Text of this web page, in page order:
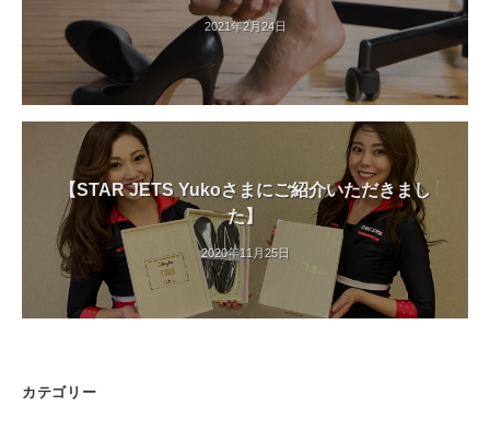
2021年2月24日
【STAR JETS Yukoさまにご紹介いただきまし
た】
2020年11月25日
カテゴリー